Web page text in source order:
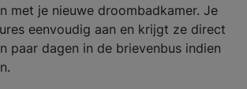
met je nieuwe droombadkamer. Je
eenvoudig aan en krijgt ze direct
paar dagen in de brievenbus indien